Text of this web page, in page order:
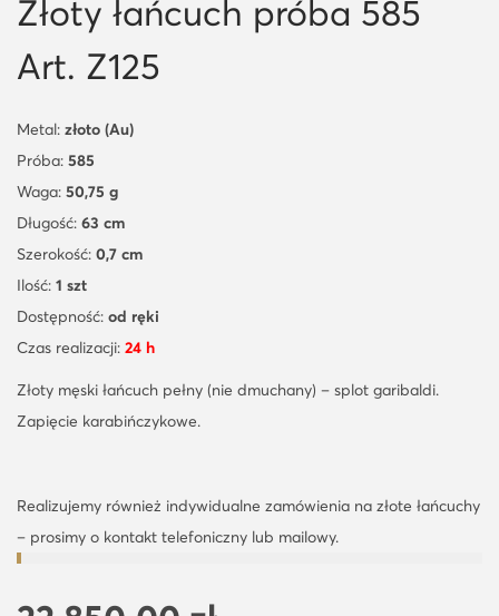
Złoty łańcuch próba 585
Art. Z125
Metal: złoto (Au)
Próba: 585
Waga: 50,75 g
Długość: 63 cm
Szerokość: 0,7 cm
Ilość: 1 szt
Dostępność: od ręki
Czas realizacji: 24 h
Złoty męski łańcuch pełny (nie dmuchany) – splot garibaldi.
Zapięcie karabińczykowe.
Realizujemy również indywidualne zamówienia na złote łańcuchy
– prosimy o kontakt telefoniczny lub mailowy.